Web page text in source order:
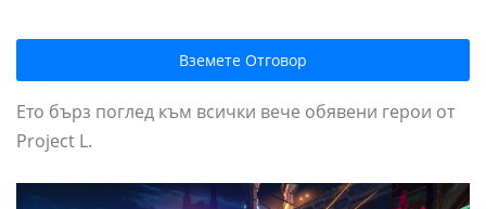
Вземете Отговор
Ето бърз поглед към всички вече обявени герои от
Project L.